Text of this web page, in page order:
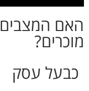
האם
מוכרים?
כבעל עסק